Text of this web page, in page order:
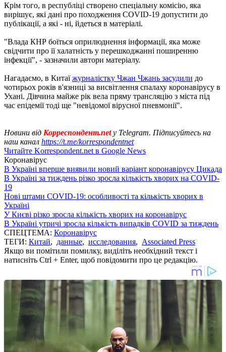
Крім того, в республіці створено спеціальну комісію, яка
вирішує, які дані про походження COVID-19 допустити до
публікації, а які - ні, йдеться в матеріалі.
"Влада КНР боїться оприлюднення інформації, яка може
свідчити про її халатність у перешкоджанні поширенню
інфекції", - зазначили автори матеріалу.
Нагадаємо, в Китаїжурналістку Чжан Чжань засудили до
чотирьох років в'язниці за висвітлення спалаху коронавірусу в
Ухані. Дівчина майже рік вела пряму трансляцію з міста під
час епідемії тоді ще "невідомої вірусної пневмонії".
Новини від Корреспондент.netу Telegram. Підписуйтесь на
наш канал https://t.me/korrespondentnet
Читайте Korrespondent.net в Google News
Коронавірус
В Україні вперше виявили новий варіант коронавірусу Цикада
В Україні за тиждень різко зросла кількість хворих на COVID-
19
Нові штами COVID-19: особливості та кількість хворих в
Україні
У Києві різко зросла кількість хворих на коронавірус
В Україні утричі зросла кількість випадків COVID за тиждень
СПЕЦТЕМА: Коронавірус
ТЕГИ: Китай, данные, исследования, Associated Press
Якщо ви помітили помилку, виділіть необхідний текст і
натисніть Ctrl + Enter, щоб повідомити про це редакцію.